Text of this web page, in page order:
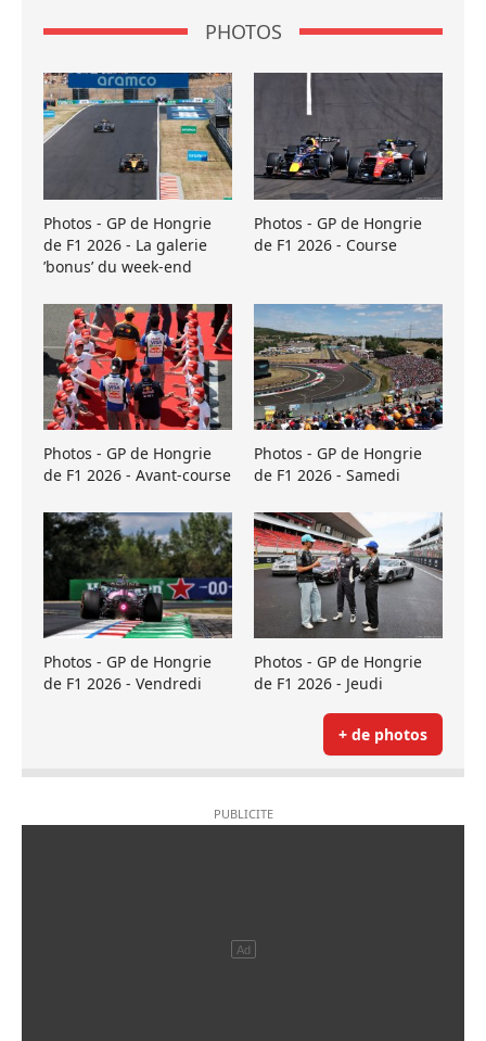
PHOTOS
Photos - GP de Hongrie
de F1 2026 - La galerie
’bonus’ du week-end
Photos - GP de Hongrie
de F1 2026 - Course
Photos - GP de Hongrie
de F1 2026 - Avant-course
Photos - GP de Hongrie
de F1 2026 - Samedi
Photos - GP de Hongrie
de F1 2026 - Vendredi
Photos - GP de Hongrie
de F1 2026 - Jeudi
+ de photos